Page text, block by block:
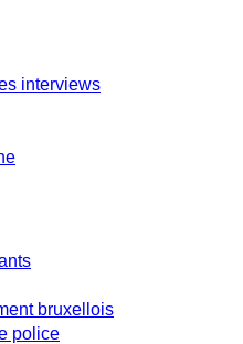
interviews
bruxellois
police